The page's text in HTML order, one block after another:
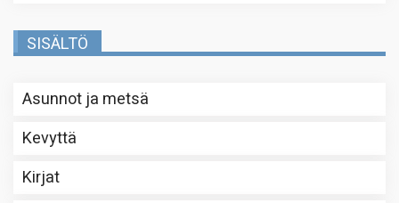
SISÄLTÖ
Asunnot ja metsä
Kevyttä
Kirjat